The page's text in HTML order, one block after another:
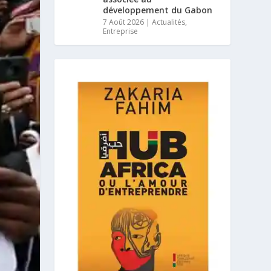
développement du Gabon
7 Août 2026 |Actualités,
Entreprise